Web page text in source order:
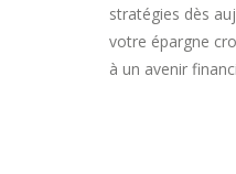
stratégies dès
votre épargne
à un avenir